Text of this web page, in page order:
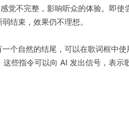
觉不完整，影响听众的体验。即使
结束，效果仍不理想。
个自然的结尾，可以在歌词框中使
些指令可以向 AI 发出信号，表示